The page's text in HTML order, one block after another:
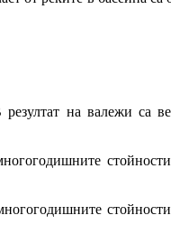
на валежи са